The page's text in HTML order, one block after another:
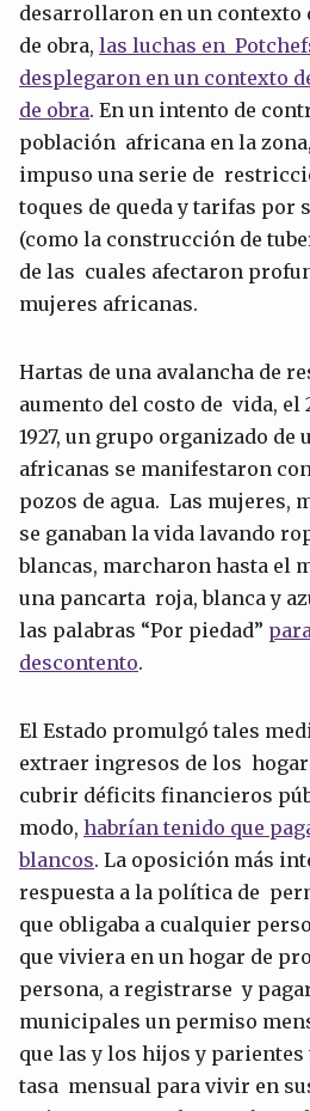
desarrollaron en un contexto
de obra, las luchas en
desplegaron en un contexto
de obra. En un intento de
población africana en la
impuso una serie de
toques de queda y tarifas
(como la construcción de
de las cuales afectaron
mujeres africanas.
Hartas de una avalancha de
aumento del costo de vida, el
1927, un grupo organizado de
africanas se manifestaron
pozos de agua. Las mujeres,
se ganaban la vida lavando
blancas, marcharon hasta el
una pancarta roja, blanca y
las palabras “Por piedad”
descontento.
El Estado promulgó tales
extraer ingresos de los
cubrir déficits financieros
modo, habrían tenido que
blancos. La oposición más
respuesta a la política de
que obligaba a cualquier
que viviera en un hogar de
persona, a registrarse y
municipales un permiso
que las y los hijos y
tasa mensual para vivir en